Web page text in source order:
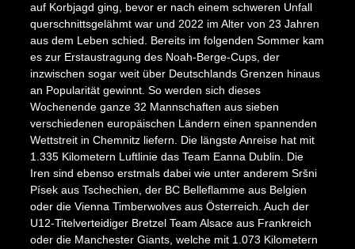
auf Korbjagd ging, bevor er nach einem schweren Unfall
querschnittsgelähmt war und 2022 im Alter von 23 Jahren
aus dem Leben schied. Bereits im folgenden Sommer kam
es zur Erstaustragung des Noah-Berge-Cups, der
inzwischen sogar weit über Deutschlands Grenzen hinaus
an Popularität gewinnt. So werden sich dieses
Wochenende ganze 32 Mannschaften aus sieben
verschiedenen europäischen Ländern einen spannenden
Wettstreit in Chemnitz liefern. Die längste Anreise hat mit
1.335 Kilometern Luftlinie das Team Eanna Dublin. Die
Iren sind ebenso erstmals dabei wie unter anderem Sršni
Písek aus Tschechien, der BC Belleflamme aus Belgien
oder die Vienna Timberwolves aus Österreich. Auch der
U12-Titelverteidiger Bretzel Team Alsace aus Frankreich
oder die Manchester Giants, welche mit 1.073 Kilometern